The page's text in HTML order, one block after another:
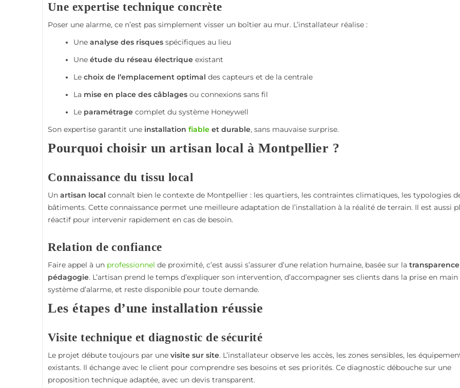
Une expertise technique concrète
Poser une alarme, ce n’est pas simplement visser un boîtier au mur. L’installateur réalise :
Une analyse des risques spécifiques au lieu
Une étude du réseau électrique existant
Le choix de l’emplacement optimal des capteurs et de la centrale
La mise en place des câblages ou connexions sans fil
Le paramétrage complet du système Honeywell
Son expertise garantit une installation fiable et durable, sans mauvaise surprise.
Pourquoi choisir un artisan local à Montpellier ?
Connaissance du tissu local
Un artisan local connaît bien le contexte de Montpellier : les quartiers, les contraintes climatiques, les typologies
bâtiments. Cette connaissance permet une meilleure adaptation de l’installation à la réalité de terrain. Il est aussi
réactif pour intervenir rapidement en cas de besoin.
Relation de confiance
Faire appel à un professionnel de proximité, c’est aussi s’assurer d’une relation humaine, basée sur la transparence
pédagogie. L’artisan prend le temps d’expliquer son intervention, d’accompagner ses clients dans la prise en
système d’alarme, et reste disponible pour toute demande.
Les étapes d’une installation réussie
Visite technique et diagnostic de sécurité
Le projet débute toujours par une visite sur site. L’installateur observe les accès, les zones sensibles, les
existants. Il échange avec le client pour comprendre ses besoins et ses priorités. Ce diagnostic débouche sur une
proposition technique adaptée, avec un devis transparent.